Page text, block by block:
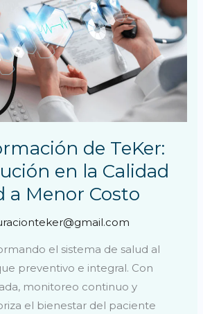
de TeKer:
en la Calidad
a Menor Costo
el sistema de salud al
preventivo e integral. Con
monitoreo continuo y
el bienestar del paciente